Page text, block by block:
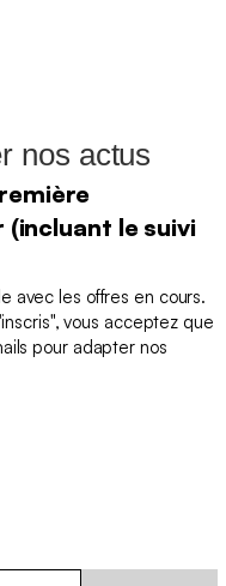
nos actus
le suivi
avec les offres en cours.
vous acceptez que
pour adapter nos